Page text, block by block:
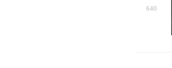
640